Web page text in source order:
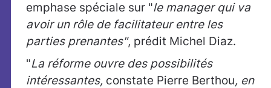
emphase spéciale sur "le manager qui va
avoir un rôle de facilitateur entre les
parties prenantes", prédit Michel Diaz.
"La réforme ouvre des possibilités
intéressantes, constate Pierre Berthou, en